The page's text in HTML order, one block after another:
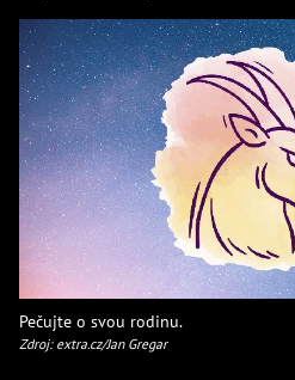
Pečujte o svou rodinu.
Zdroj: extra.cz/Jan Gregar